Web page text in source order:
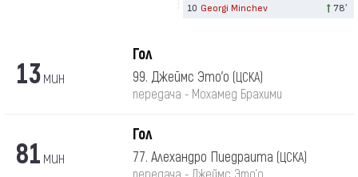
10 Georgi Minchev 78′
13мин
Гол
99. Джеймс Это'о (ЦСКА)
передача - Мохамед Брахими
81 мин
Гол
77. Алехандро Пиедраита (ЦСКА)